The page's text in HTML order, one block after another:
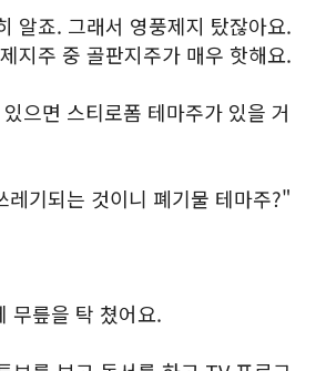
알죠. 그래서 영풍제지 탔잖아요.
지주 중 골판지주가 매우 핫해요.
으면 스티로폼 테마주가 있을 거
기되는 것이니 폐기물 테마주?"
무릎을 탁 쳤어요.